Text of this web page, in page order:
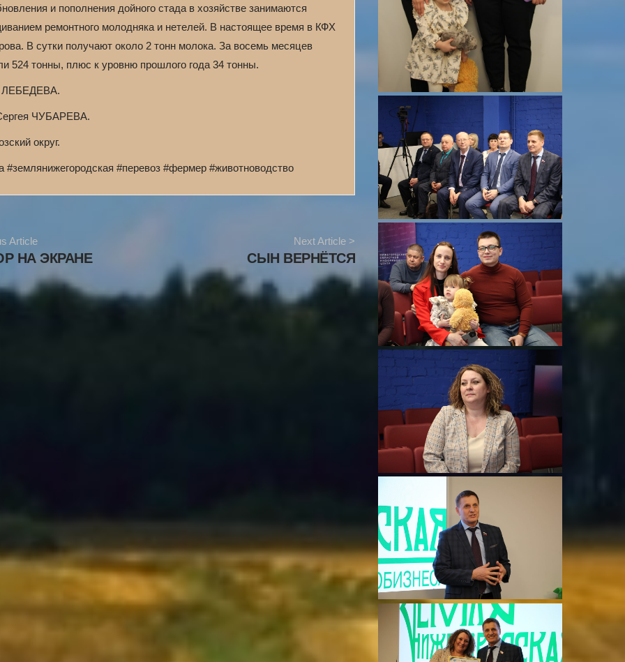
и пополнения дойного стада в хозяйстве занимаются
ремонтного молодняка и нетелей. В настоящее время в КФХ
В сутки получают около 2 тонн молока. За восемь месяцев
524 тонны, плюс к уровню прошлого года 34 тонны.
ЛЕБЕДЕВА.
ЧУБАРЕВА.
округ.
#землянижегородская #перевоз #фермер #животноводство
Article
НА ЭКРАНЕ
Next Article >
СЫН ВЕРНЁТСЯ